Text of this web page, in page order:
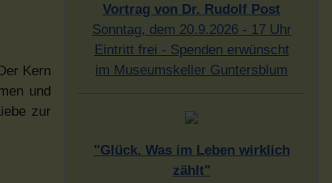
Kern
und
zur
Vortrag von Dr. Rudolf Post
Sonntag, dem 20.9.2026 - 17 Uhr
Eintritt frei - Spenden erwünscht
im Museumskeller Guntersblum
"Glück. Was im Leben wirklich
zählt"